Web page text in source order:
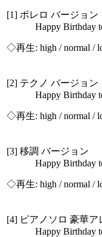
[1] ボレロ バージョン
Happy Birthday to
◇再生: high / normal /
[2] テクノ バージョン
Happy Birthday to
◇再生: high / normal /
[3] 移調 バージョン
Happy Birthday to
◇再生: high / normal /
[4] ピアノソロ 豪華ア
Happy Birthday to